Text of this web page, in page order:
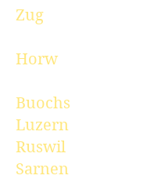
Zug
Horw
Buochs
Luzern
Ruswil
Sarnen